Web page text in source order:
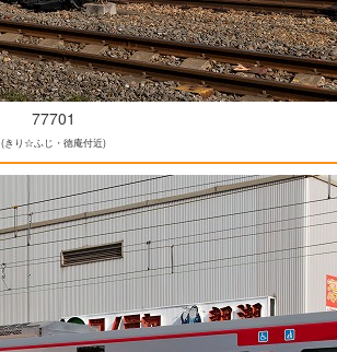
77701
(きり☆ふじ・徳庵付近)